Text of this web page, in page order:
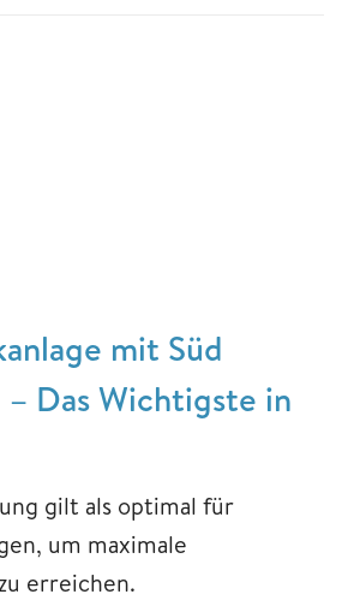
mit Süd
Das Wichtigste in
gilt als optimal für
um maximale
erreichen.